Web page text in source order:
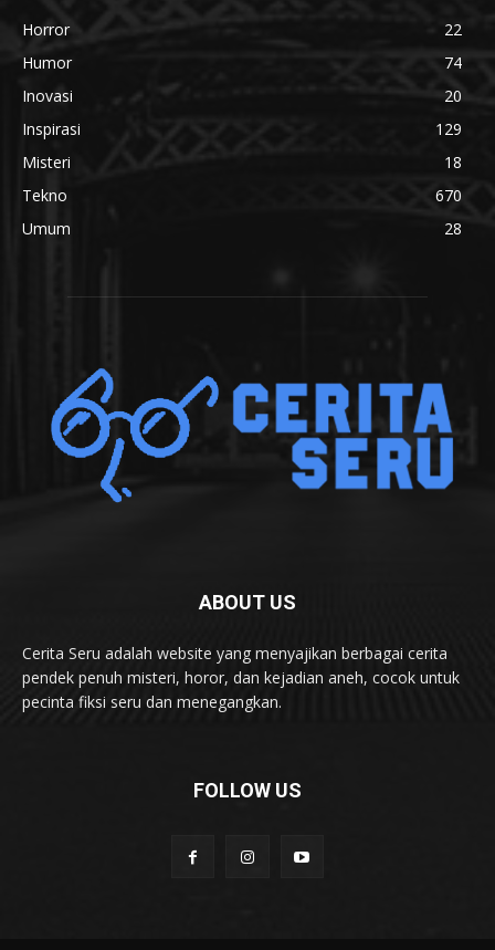
Horror
22
Humor
74
Inovasi
20
Inspirasi
129
Misteri
18
Tekno
670
Umum
28
ABOUT US
Cerita Seru adalah website yang menyajikan berbagai cerita
pendek penuh misteri, horor, dan kejadian aneh, cocok untuk
pecinta fiksi seru dan menegangkan.
FOLLOW US